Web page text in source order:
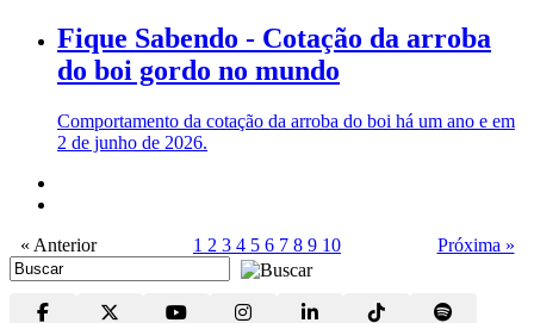
Fique Sabendo - Cotação da arroba
do boi gordo no mundo
Comportamento da cotação da arroba do boi há um ano e em
2 de junho de 2026.
« Anterior 1 2 3 4 5 6 7 8 9 10 Próxima »